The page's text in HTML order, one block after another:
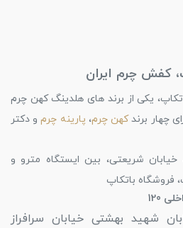
کفش چرم ایران
یکی از برند های هلدینگ کهن چرم
چهار برندکهن چرم، پارینه چرمو دکتر
خیابان شریعتی، بین ایستگاه مترو و
فروشگاه باتکاپ
شهید بهشتی خیابان سرافراز